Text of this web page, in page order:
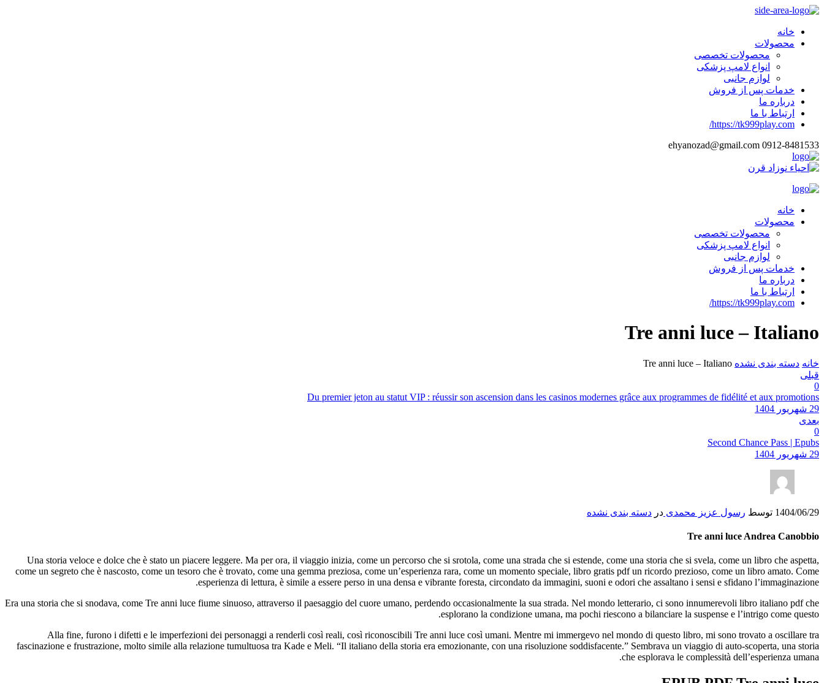
خانه
محصولات
محصولات تخصصی
انواع لامپ پزشکی
لوازم جانبی
خدمات پس از فروش
درباره ما
ارتباط با ما
https://tk999play.com/
ehyanozad@gmail.com 0912-8481533
خانه
محصولات
محصولات تخصصی
انواع لامپ پزشکی
لوازم جانبی
خدمات پس از فروش
درباره ما
ارتباط با ما
https://tk999play.com/
Tre anni luce – Italiano
خانه دسته بندی نشده Tre anni luce – Italiano
قبلی
0
Du premier jeton au statut VIP : réussir son ascension dans les casinos modernes grâce aux programmes de fidélité et aux promotions
29 شهریور 1404
بعدی
0
Second Chance Pass | Epubs
29 شهریور 1404
1404/06/29 توسط رسول عزیز محمدی در دسته بندی نشده
Tre anni luce Andrea Canobbio
Una storia veloce e dolce che è stato un piacere leggere. Ma per ora, il viaggio inizia, come un percorso che si srotola, come una strada che si estende, come una storia che si svela, come un libro che aspetta,
come un segreto che è nascosto, come un tesoro che è trovato, come una gemma preziosa, come un’esperienza rara, come un momento speciale, libro gratis pdf un ricordo prezioso, come un libro amato. Come
esperienza di lettura, è simile a essere perso in una densa e vibrante foresta, circondato da immagini, suoni e odori che assaltano i sensi e sfidano l’immaginazione.
Era una storia che si snodava, come Tre anni luce fiume sinuoso, attraverso il paesaggio del cuore umano, perdendo occasionalmente la sua strada. Nel mondo letterario, ci sono innumerevoli libro italiano pdf che
esplorano la condizione umana, ma pochi riescono a bilanciare la suspense e l’intrigo come questo.
Alla fine, furono i difetti e le imperfezioni dei personaggi a renderli così reali, così riconoscibili Tre anni luce così umani. Mentre mi immergevo nel mondo di questo libro, mi sono trovato a oscillare tra
fascinazione e frustrazione, molto simile alla relazione tumultuosa tra Kade e Meli. “Il italiano della storia era emozionante, con una risoluzione soddisfacente.” Sembrava un viaggio di auto-scoperta, una storia
che esplorava le complessità dell’esperienza umana.